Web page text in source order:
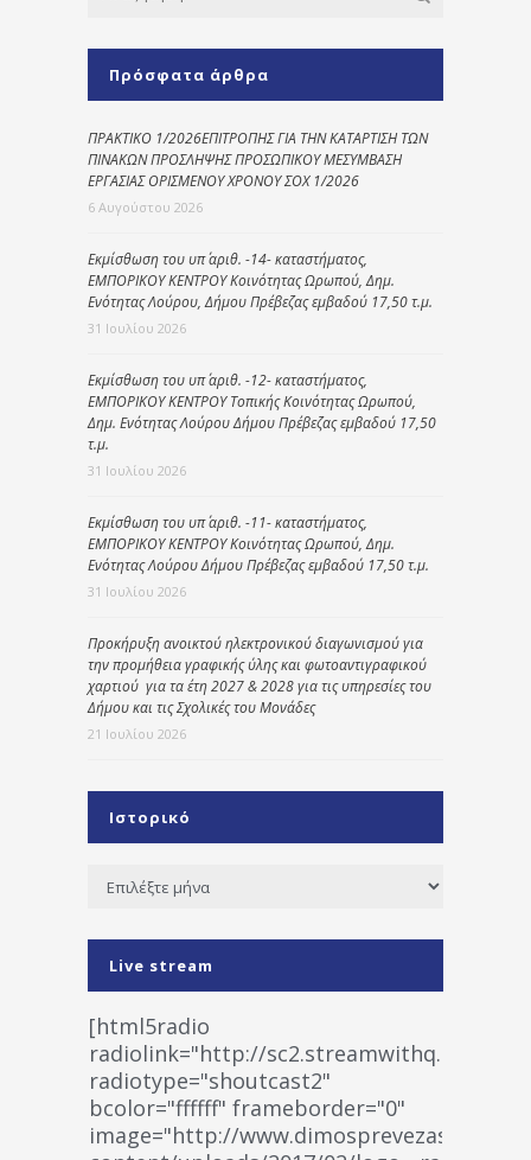
Πρόσφατα άρθρα
ΠΡΑΚΤΙΚΟ 1/2026ΕΠΙΤΡΟΠΗΣ ΓΙΑ ΤΗΝ ΚΑΤΑΡΤΙΣΗ ΤΩΝ
ΠΙΝΑΚΩΝ ΠΡΟΣΛΗΨΗΣ ΠΡΟΣΩΠΙΚΟΥ ΜΕΣΥΜΒΑΣΗ
ΕΡΓΑΣΙΑΣ ΟΡΙΣΜΕΝΟΥ ΧΡΟΝΟΥ ΣΟΧ 1/2026
6 Αυγούστου 2026
Εκμίσθωση του υπ΄ αριθ. -14- καταστήματος,
ΕΜΠΟΡΙΚΟΥ ΚΕΝΤΡΟΥ Κοινότητας Ωρωπού, Δημ.
Ενότητας Λούρου, Δήμου Πρέβεζας εμβαδού 17,50 τ.μ.
31 Ιουλίου 2026
Εκμίσθωση του υπ΄ αριθ. -12- καταστήματος,
ΕΜΠΟΡΙΚΟΥ ΚΕΝΤΡΟΥ Τοπικής Κοινότητας Ωρωπού,
Δημ. Ενότητας Λούρου Δήμου Πρέβεζας εμβαδού 17,50
τ.μ.
31 Ιουλίου 2026
Εκμίσθωση του υπ΄ αριθ. -11- καταστήματος,
ΕΜΠΟΡΙΚΟΥ ΚΕΝΤΡΟΥ Κοινότητας Ωρωπού, Δημ.
Ενότητας Λούρου Δήμου Πρέβεζας εμβαδού 17,50 τ.μ.
31 Ιουλίου 2026
Προκήρυξη ανοικτού ηλεκτρονικού διαγωνισμού για
την προμήθεια γραφικής ύλης και φωτοαντιγραφικού
χαρτιού για τα έτη 2027 & 2028 για τις υπηρεσίες του
Δήμου και τις Σχολικές του Μονάδες
21 Ιουλίου 2026
Ιστορικό
Ιστορικό
Live stream
[html5radio
radiolink="http://
radiotype="shoutcast2"
bcolor="ffffff" frameborder="0"
image="http://www.dimosprevezas.gr/wp-